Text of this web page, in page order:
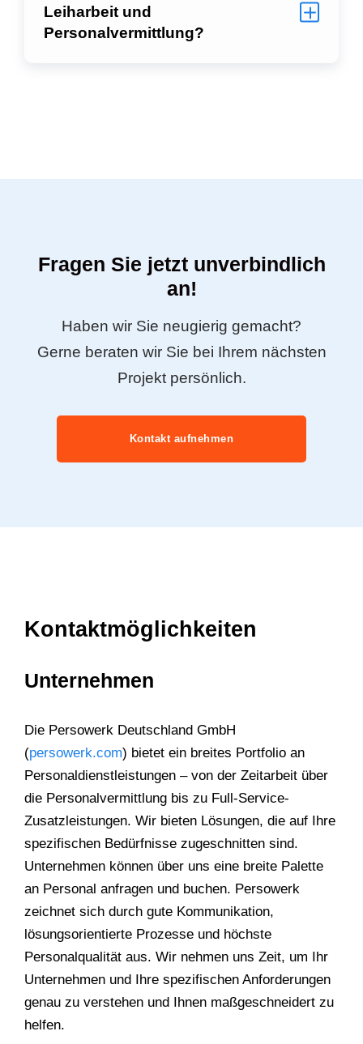
Leiharbeit und
Personalvermittlung?
Fragen Sie jetzt unverbindlich
an!
Haben wir Sie neugierig gemacht?
Gerne beraten wir Sie bei Ihrem nächsten
Projekt persönlich.
Kontakt aufnehmen
Kontaktmöglichkeiten
Unternehmen
Die Persowerk Deutschland GmbH
(persowerk.com) bietet ein breites Portfolio an
Personaldienstleistungen – von der Zeitarbeit über
die Personalvermittlung bis zu Full-Service-
Zusatzleistungen. Wir bieten Lösungen, die auf Ihre
spezifischen Bedürfnisse zugeschnitten sind.
Unternehmen können über uns eine breite Palette
an Personal anfragen und buchen. Persowerk
zeichnet sich durch gute Kommunikation,
lösungsorientierte Prozesse und höchste
Personalqualität aus. Wir nehmen uns Zeit, um Ihr
Unternehmen und Ihre spezifischen Anforderungen
genau zu verstehen und Ihnen maßgeschneidert zu
helfen.